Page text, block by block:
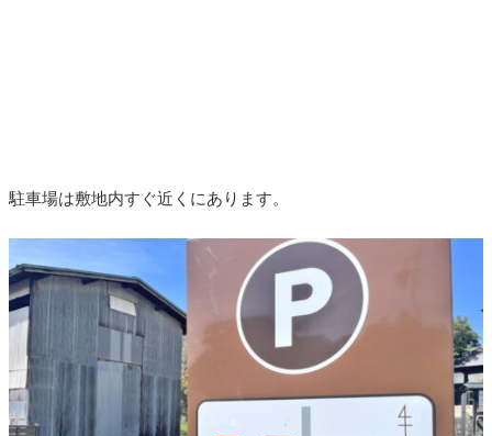
駐車場は敷地内すぐ近くにあります。